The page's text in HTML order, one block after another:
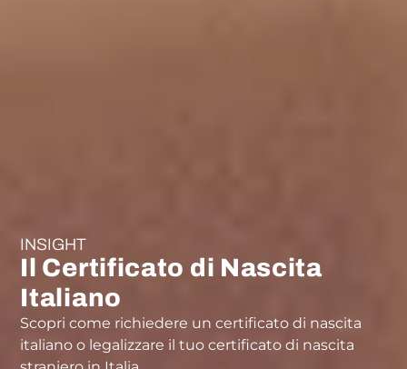
INSIGHT
Il Certificato di Nascita
Italiano
Scopri come richiedere un certificato di nascita
italiano o legalizzare il tuo certificato di nascita